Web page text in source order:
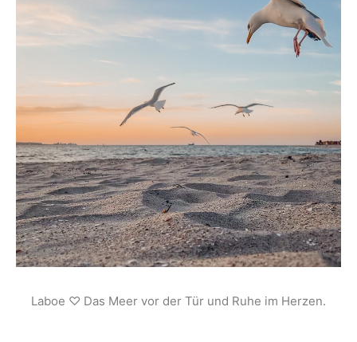
Laboe ♡ Das Meer vor der Tür und Ruhe im Herzen.